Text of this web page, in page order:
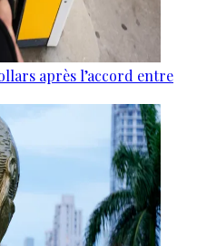
après l’accord entre